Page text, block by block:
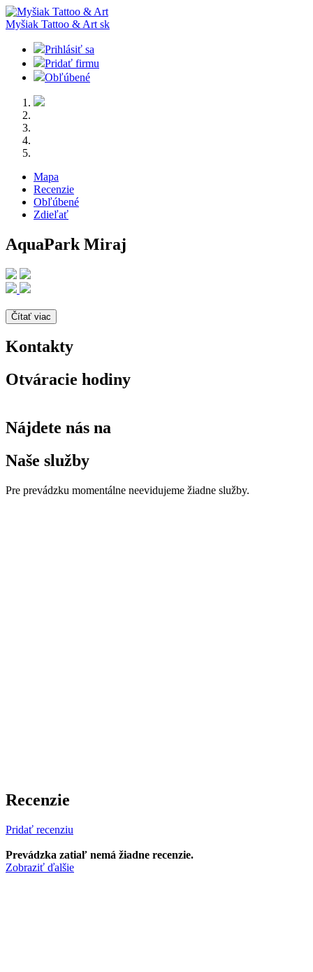
Myšiak Tattoo & Art sk
Prihlásiť sa
Pridať firmu
Obľúbené
Mapa
Recenzie
Obľúbené
Zdieľať
AquaPark Miraj
Čítať viac
Kontakty
Otváracie hodiny
Nájdete nás na
Naše služby
Pre prevádzku momentálne neevidujeme žiadne služby.
Recenzie
Pridať recenziu
Prevádzka zatiaľ nemá žiadne recenzie.
Zobraziť ďalšie